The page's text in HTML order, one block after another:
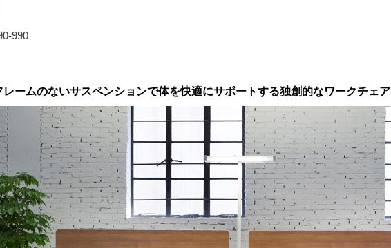
990
レームのないサスペンションで体を快適にサポートする独創的なワークチェア